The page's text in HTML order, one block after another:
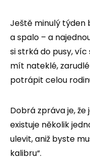
Ještě minulý týden
a spalo – a
si strká do pusy,
mít nateklé,
potrápit celou
Dobrá zpráva je, že
existuje několik
ulevit, aniž byste
kalibru“.